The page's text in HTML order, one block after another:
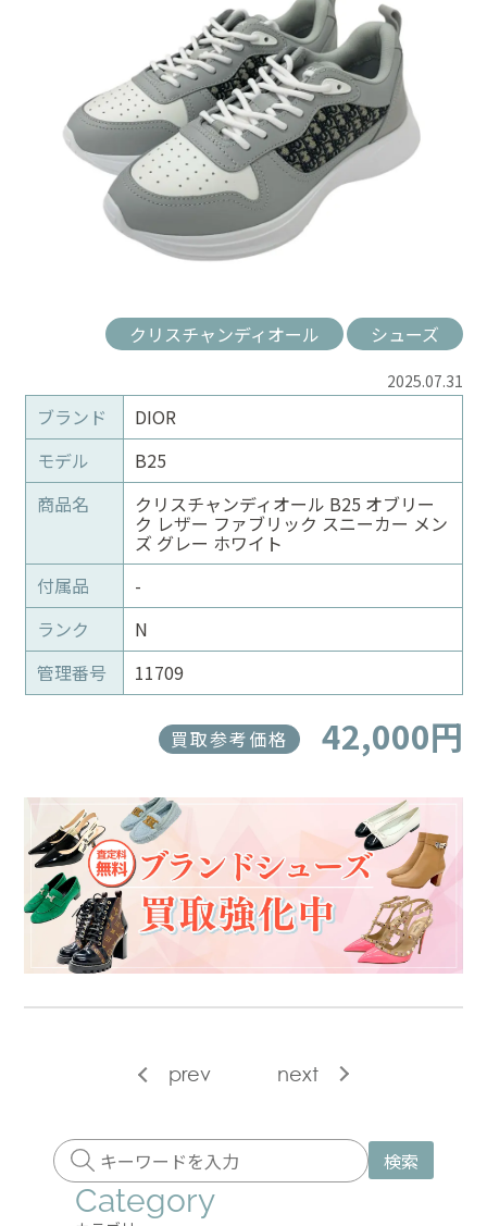
クリスチャンディオール シューズ
2025.07.31
ブランド
DIOR
モデル
B25
商品名
クリスチャンディオール B25 オブリー
ク レザー ファブリック スニーカー メン
ズ グレー ホワイト
付属品
-
ランク
N
管理番号
11709
買取参考価格 42,000円
prev next
検索
Category